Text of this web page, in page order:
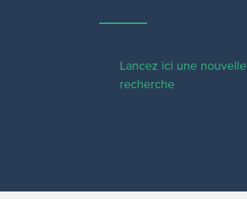
Lancez ici une nouvelle
recherche